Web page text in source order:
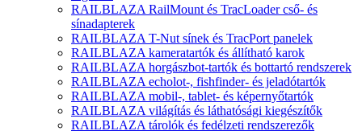
RAILBLAZA RailMount és TracLoader cső- és
sínadapterek
RAILBLAZA T-Nut sínek és TracPort panelek
RAILBLAZA kameratartók és állítható karok
RAILBLAZA horgászbot-tartók és bottartó rendszerek
RAILBLAZA echolot-, fishfinder- és jeladótartók
RAILBLAZA mobil-, tablet- és képernyőtartók
RAILBLAZA világítás és láthatósági kiegészítők
RAILBLAZA tárolók és fedélzeti rendszerezők